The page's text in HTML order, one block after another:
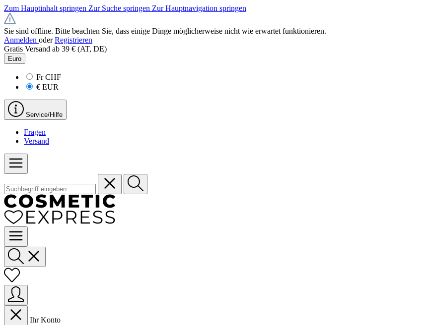
Zum Hauptinhalt springen Zur Suche springen Zur Hauptnavigation springen
Sie sind offline. Bitte beachten Sie, dass einige Dinge möglicherweise nicht wie erwartet funktionieren.
Anmelden oder Registrieren
Gratis Versand ab 39 € (AT, DE)
Euro
FrCHF
€ EUR
Service/Hilfe
Fragen
Versand
Ihr Konto